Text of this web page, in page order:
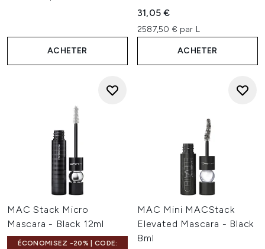
ACHETER
31,05 €
2587,50 € par L
ACHETER
MAC Stack Micro
Mascara - Black 12ml
ÉCONOMISEZ -20% | CODE:
MAC Mini MACStack
Elevated Mascara - Black
8ml